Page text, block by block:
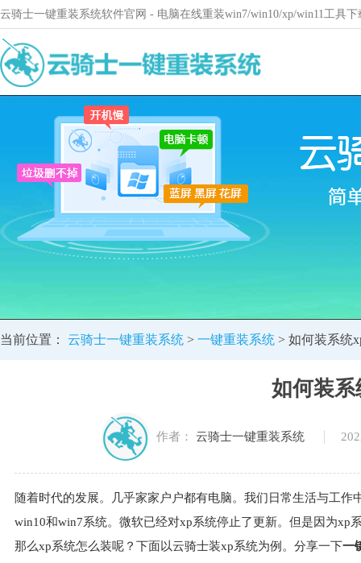
云骑士一键重装系统软件官网 - 电脑在线重装win7/win10/xp/win11工具
当前位置： 云骑士一键重装系统 > 一键重装系统 > 如何装系统
如何装系
作者： 云骑士一键重装系统
随着时代的发展。几乎家家户户都有电脑。我们日常生活与工
win10和win7系统。微软已经对xp系统停止了更新。但是因为xp
那么xp系统怎么装呢？下面以云骑士装xp系统为例。分享一下一